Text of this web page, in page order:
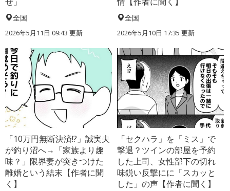
全国
2026年5月11日 09:43 更新
全国
2026年5月10日 17:35 更新
「10万円無断決済!?」誠実夫
が釣り沼へ→「家族より趣
味？」限界妻が突きつけた
離婚という結末【作者に聞
く】
「セクハラ」を「ミス」で
撃退？ツインの部屋を予約
した上司、女性部下の切れ
味鋭い反撃にに「スカッと
した」の声【作者に聞く】